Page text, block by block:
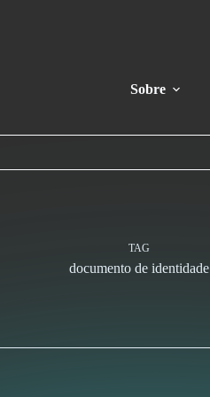
Sobre
TAG
documento de identidade